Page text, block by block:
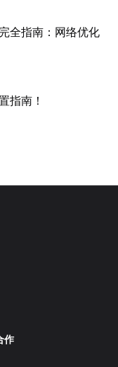
全指南：网络优化
指南！
作